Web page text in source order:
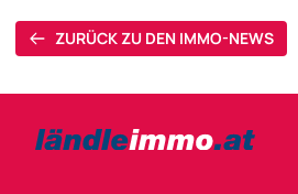
ZURÜCK ZU DEN IMMO-NEWS